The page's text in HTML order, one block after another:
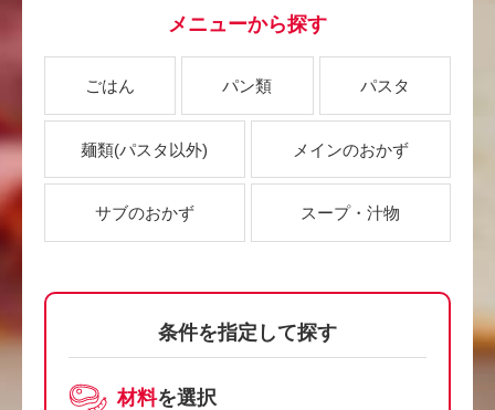
メニューから探す
ごはん パン類 パスタ
麺類(パスタ以外) メインのおかず
サブのおかず スープ・汁物
条件を指定して探す
材料を選択